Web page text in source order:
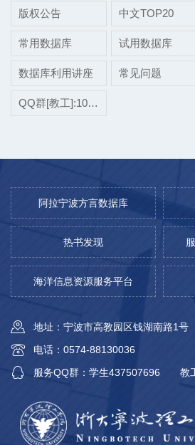
版权公告 中文TOP20
常用数据库 试用数据库
数据库利用讲座 常见问题
QQ群[教工]:1038697975
阿拉宁波方言数据库
热书发现
海洋信息资源服务平台
地址：宁波市高教园区钱湖南路1号
电话：0574-88130036
服务QQ群：学生437507696
教